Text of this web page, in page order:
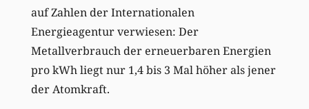
auf Zahlen der Internationalen
Energieagentur verwiesen: Der
Metallverbrauch der erneuerbaren Energien
pro kWh liegt nur 1,4 bis 3 Mal höher als jener
der Atomkraft.